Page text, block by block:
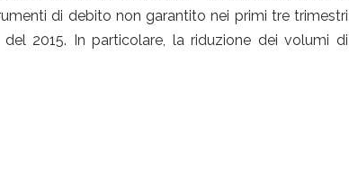
di debito non garantito nei primi tre trimestri
2015. In particolare, la riduzione dei volumi di